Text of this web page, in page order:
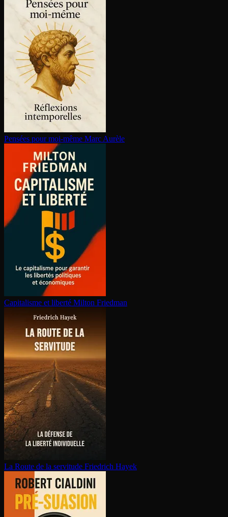
Pensées pour moi-même Marc Aurèle
Capitalisme et liberté Milton Friedman
La Route de la servitude Friedrich Hayek